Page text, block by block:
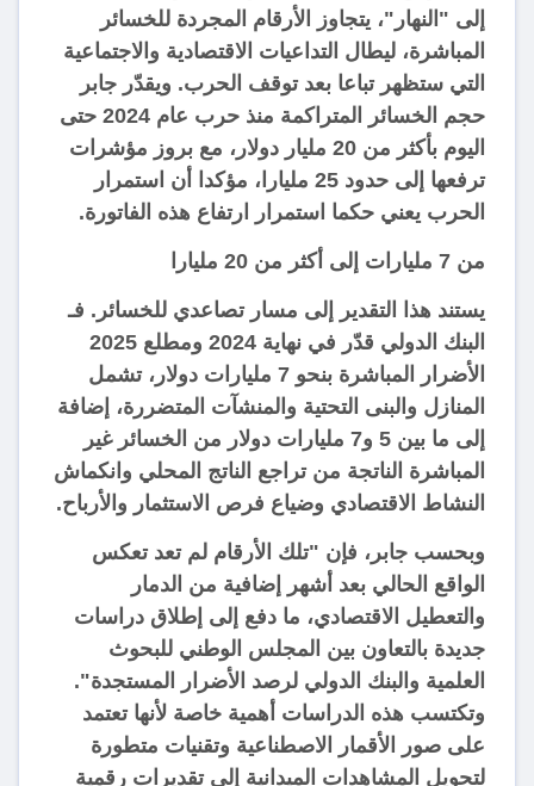
إلى "النهار"، يتجاوز الأرقام المجردة للخسائر
المباشرة، ليطال التداعيات الاقتصادية والاجتماعية
التي ستظهر تباعا بعد توقف الحرب. ويقدّر جابر
حجم الخسائر المتراكمة منذ حرب عام 2024 حتى
اليوم بأكثر من 20 مليار دولار، مع بروز مؤشرات
ترفعها إلى حدود 25 مليارا، مؤكدا أن استمرار
الحرب يعني حكما استمرار ارتفاع هذه الفاتورة.
من 7 مليارات إلى أكثر من 20 مليارا
يستند هذا التقدير إلى مسار تصاعدي للخسائر. فـ
البنك الدولي قدّر في نهاية 2024 ومطلع 2025
الأضرار المباشرة بنحو 7 مليارات دولار، تشمل
المنازل والبنى التحتية والمنشآت المتضررة، إضافة
إلى ما بين 5 و7 مليارات دولار من الخسائر غير
المباشرة الناتجة من تراجع الناتج المحلي وانكماش
النشاط الاقتصادي وضياع فرص الاستثمار والأرباح.
وبحسب جابر، فإن "تلك الأرقام لم تعد تعكس
الواقع الحالي بعد أشهر إضافية من الدمار
والتعطيل الاقتصادي، ما دفع إلى إطلاق دراسات
جديدة بالتعاون بين المجلس الوطني للبحوث
العلمية والبنك الدولي لرصد الأضرار المستجدة".
وتكتسب هذه الدراسات أهمية خاصة لأنها تعتمد
على صور الأقمار الاصطناعية وتقنيات متطورة
لتحويل المشاهدات الميدانية إلى تقديرات رقمية